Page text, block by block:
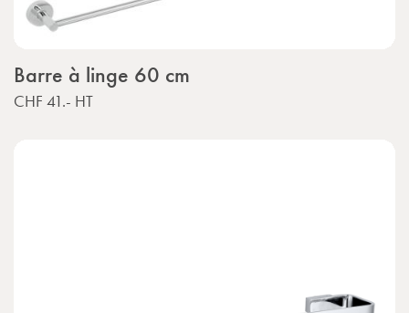
Barre à linge 60 cm
CHF 41.- HT